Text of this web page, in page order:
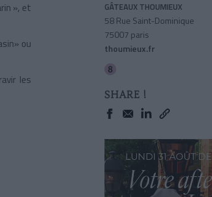
», et
ou
les
GÂTEAUX THOUMIEUX
58 Rue Saint-Dominique
75007 paris
thoumieux.fr
SHARE !